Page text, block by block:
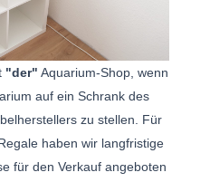
"der" Aquarium-Shop, wenn
auf ein Schrank des
zu stellen. Für
haben wir langfristige
für den Verkauf angeboten